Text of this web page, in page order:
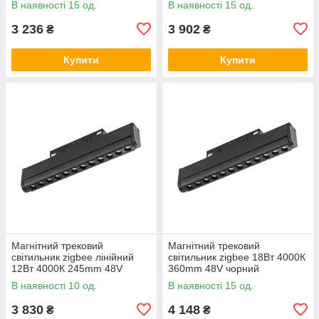
В наявності 15 од.
3 236 ₴
Купити
В наявності 15 од.
3 902 ₴
Купити
Магнітний трековий
світильник zigbee лінійний
12Вт 4000К 245mm 48V
чорний поворотний LED
LTRzigbee-MS20-12G-in
В наявності 10 од.
3 830 ₴
Магнітний трековий
світильник zigbee 18Вт 4000К
360mm 48V чорний
поворотний LTRzigbee-MS20-
18G-in
В наявності 15 од.
4 148 ₴